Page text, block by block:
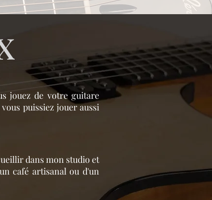
jouez de votre guitare
puissiez jouer aussi
dans mon studio et
café artisanal ou d'un